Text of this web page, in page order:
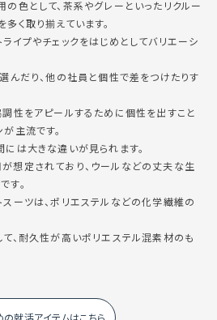
色として、茶系やグレーといったリクルー
く取り揃えています。
イプやチェックをはじめとしてバリエーシ
んだり、他の社員と個性で差をつけたりす
調性をアピールするために個性を出すこと
主流です。
には大きな違いが見られます。
想定されており、ウールなどの丈夫な生
す。
スーツは、ポリエステルなどの化学繊維の
て、耐久性が高いポリエステル混素材のも